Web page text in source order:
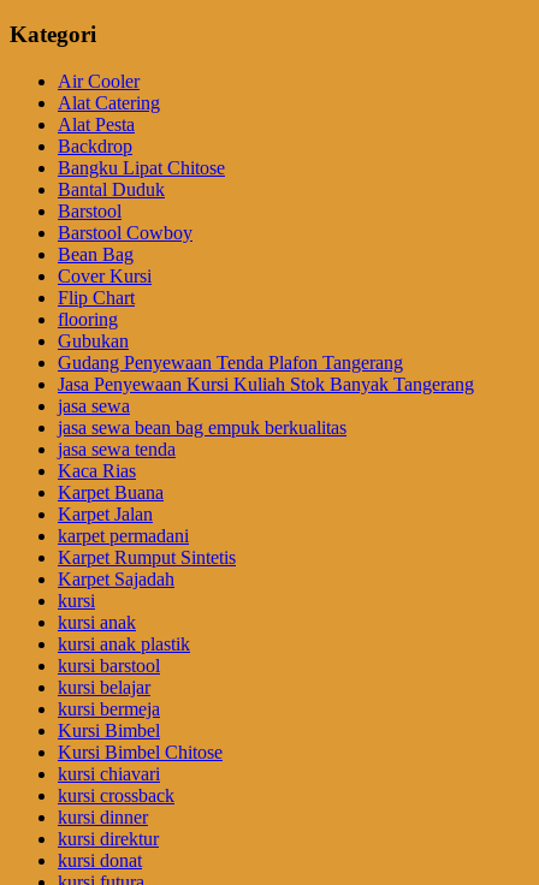
Kategori
Air Cooler
Alat Catering
Alat Pesta
Backdrop
Bangku Lipat Chitose
Bantal Duduk
Barstool
Barstool Cowboy
Bean Bag
Cover Kursi
Flip Chart
flooring
Gubukan
Gudang Penyewaan Tenda Plafon Tangerang
Jasa Penyewaan Kursi Kuliah Stok Banyak Tangerang
jasa sewa
jasa sewa bean bag empuk berkualitas
jasa sewa tenda
Kaca Rias
Karpet Buana
Karpet Jalan
karpet permadani
Karpet Rumput Sintetis
Karpet Sajadah
kursi
kursi anak
kursi anak plastik
kursi barstool
kursi belajar
kursi bermeja
Kursi Bimbel
Kursi Bimbel Chitose
kursi chiavari
kursi crossback
kursi dinner
kursi direktur
kursi donat